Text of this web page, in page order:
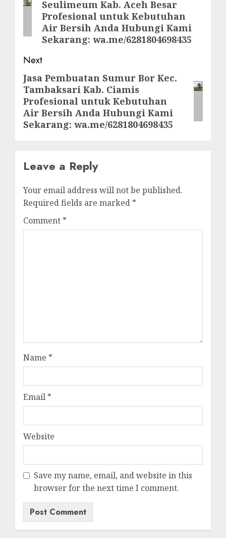
post:Seulimeum Kab. Aceh Besar
Profesional untuk Kebutuhan
Air Bersih Anda Hubungi Kami
Sekarang: wa.me/6281804698435
Next
Next
post:
Jasa Pembuatan Sumur Bor Kec.
Tambaksari Kab. Ciamis
Profesional untuk Kebutuhan
Air Bersih Anda Hubungi Kami
Sekarang: wa.me/6281804698435
Leave a Reply
Your email address will not be published.
Required fields are marked *
Comment *
Name *
Email *
Website
Save my name, email, and website in this
browser for the next time I comment.